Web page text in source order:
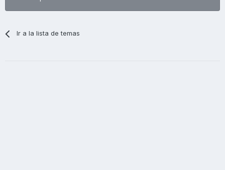
Ir a la lista de temas